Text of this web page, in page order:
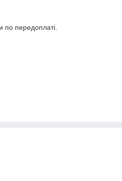
по передоплаті.